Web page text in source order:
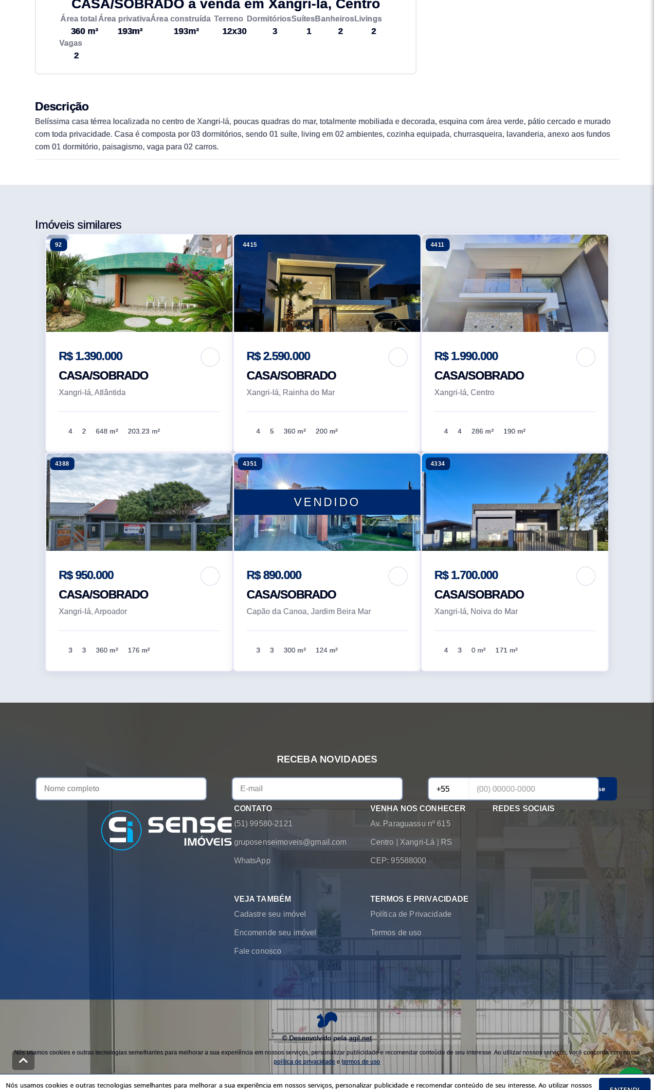
CASA/SOBRADO à venda em Xangri-lá, Centro
Área total
360 m²
Área privativa
193m²
Área construída
193m²
Terreno
12x30
Dormitórios
3
Suítes
1
Banheiros
2
Livings
2
Vagas
2
Descrição
Belíssima casa térrea localizada no centro de Xangri-lá, poucas quadras do mar, totalmente mobiliada e decorada, esquina com área verde, pátio cercado e murado
com toda privacidade. Casa é composta por 03 dormitórios, sendo 01 suíte, living em 02 ambientes, cozinha equipada, churrasqueira, lavanderia, anexo aos fundos
com 01 dormitório, paisagismo, vaga para 02 carros.
Imóveis similares
92
R$ 1.390.000
CASA/SOBRADO
Xangri-lá, Atlântida
4 2 648 m² 203.23 m²
4415
R$ 2.590.000
CASA/SOBRADO
Xangri-lá, Rainha do Mar
4 5 360 m² 200 m²
4411
R$ 1.990.000
CASA/SOBRADO
Xangri-lá, Centro
4 4 286 m² 190 m²
4388
R$ 950.000
CASA/SOBRADO
Xangri-lá, Arpoador
3 3 360 m² 176 m²
VENDIDO
4351
R$ 890.000
CASA/SOBRADO
Capão da Canoa, Jardim Beira Mar
3 3 300 m² 124 m²
4334
R$ 1.700.000
CASA/SOBRADO
Xangri-lá, Noiva do Mar
4 3 0 m² 171 m²
RECEBA NOVIDADES
Cadastrar-se
CONTATO
(51) 99580-2121
gruposenseimoveis@gmail.com
WhatsApp
VENHA NOS CONHECER
Av. Paraguassu nº 615
Centro Xangri-Lá RS
CEP: 95588000
REDES SOCIAIS
VEJA TAMBÉM
Cadastre seu imóvel
Encomende seu imóvel
Fale conosco
TERMOS E PRIVACIDADE
Política de Privacidade
Termos de uso
CRECI 26441J
© Desenvolvido pelaagil.net
Nós usamos cookies e outras tecnologias semelhantes para melhorar a sua experiência em nossos serviços, personalizar publicidade e recomendar conteúdo de seu interesse. Ao utilizar nossos serviços, você concorda com nossa
política de privacidade etermos de uso
Nós usamos cookies e outras tecnologias semelhantes para melhorar a sua experiência em nossos serviços, personalizar publicidade e recomendar conteúdo de seu interesse. Ao utilizar nossos